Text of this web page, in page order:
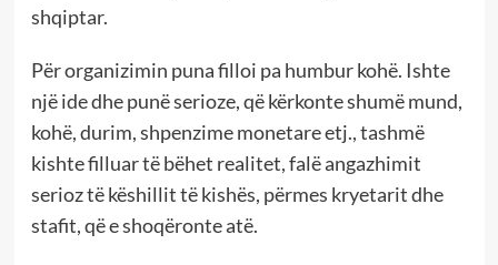
shqiptar.
Për organizimin puna filloi pa humbur kohë. Ishte
një ide dhe punë serioze, që kërkonte shumë mund,
kohë, durim, shpenzime monetare etj., tashmë
kishte filluar të bëhet realitet, falë angazhimit
serioz të këshillit të kishës, përmes kryetarit dhe
stafit, që e shoqëronte atë.